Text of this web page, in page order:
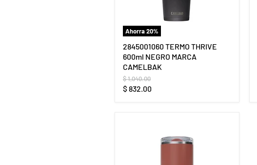
Ahorra20%
2845001060 TERMO THRIVE
600ml NEGRO MARCA
CAMELBAK
Precio
original
$ 1,040.00
Precio
$ 832.00